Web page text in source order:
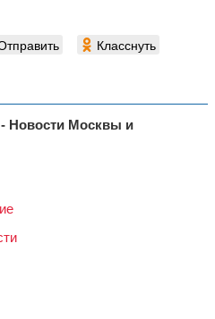
Класснуть
- Новости Москвы и